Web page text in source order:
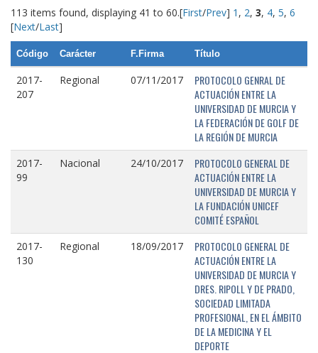
113 items found, displaying 41 to 60.[First/Prev] 1 , 2, 3, 4, 5, 6
[Next/Last]
Código Carácter F.Firma Título
2017-
207
Regional 07/11/2017
PROTOCOLO GENRAL DE
ACTUACIÓN ENTRE LA
UNIVERSIDAD DE MURCIA Y
LA FEDERACIÓN DE GOLF DE
LA REGIÓN DE MURCIA
2017-
99
Nacional 24/10/2017
PROTOCOLO GENERAL DE
ACTUACIÓN ENTRE LA
UNIVERSIDAD DE MURCIA Y
LA FUNDACIÓN UNICEF
COMITÉ ESPAÑOL
2017-
130
Regional 18/09/2017
PROTOCOLO GENERAL DE
ACTUACIÓN ENTRE LA
UNIVERSIDAD DE MURCIA Y
DRES. RIPOLL Y DE PRADO,
SOCIEDAD LIMITADA
PROFESIONAL, EN EL ÁMBITO
DE LA MEDICINA Y EL
DEPORTE